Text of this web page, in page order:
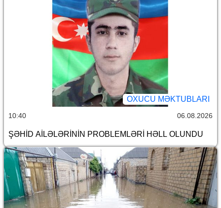
OXUCU MƏKTUBLARI
10:40 06.08.2026
ŞƏHİD AİLƏLƏRİNİN PROBLEMLƏRİ HƏLL OLUNDU